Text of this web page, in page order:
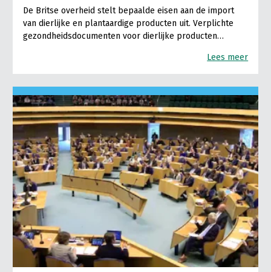
De Britse overheid stelt bepaalde eisen aan de import
van dierlijke en plantaardige producten uit. Verplichte
gezondheidsdocumenten voor dierlijke producten…
Lees meer